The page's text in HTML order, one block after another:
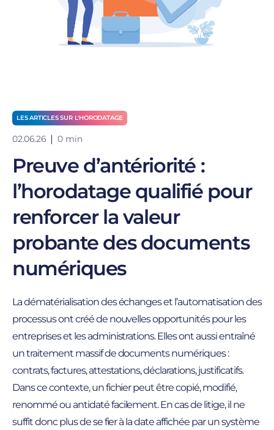
LES ARTICLES SUR L'HORODATAGE
02.06.26 0 min
Preuve d’antériorité :
l’horodatage qualifié pour
renforcer la valeur
probante des documents
numériques
La dématérialisation des échanges et l’automatisation des
processus ont créé de nouvelles opportunités pour les
entreprises et les administrations. Elles ont aussi entraîné
un traitement massif de documents numériques :
contrats, factures, attestations, déclarations, justificatifs.
Dans ce contexte, un fichier peut être copié, modifié,
renommé ou antidaté facilement. En cas de litige, il ne
suffit donc plus de se fier à la date affichée par un système